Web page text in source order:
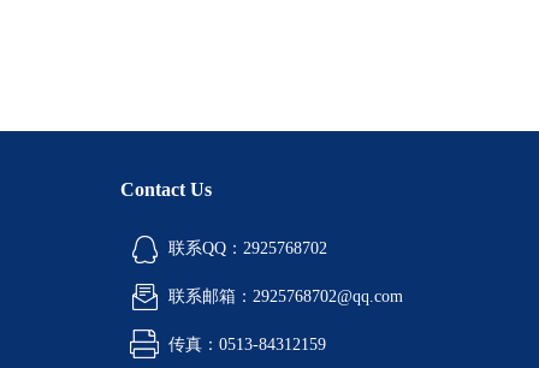
Contact Us
联系QQ：2925768702
联系邮箱：2925768702@qq.com
传真：0513-84312159